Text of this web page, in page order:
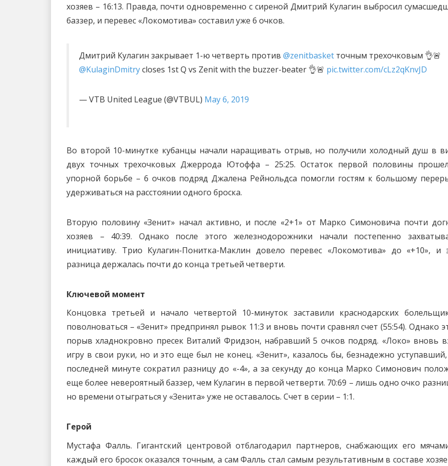
хозяев – 16:13. Правда, почти одновременно с сиреной Дмитрий Кулагин выбросил
баззер, и перевес «Локомотива» составил уже 6 очков.
Дмитрий Кулагин закрывает 1-ю четверть против @zenitbasket точным трехочковым 👌🚨
@KulaginDmitrycloses 1st Q vs Zenit with the buzzer-beater 👌🚨 pic.twitter.com/cLz2qKnvJD
— VTB United League (@VTBUL) May 6, 2019
Во второй 10-минутке кубанцы начали наращивать отрыв, но получили холодный душ в
двух точных трехочковых Джеррода Ютоффа – 25:25. Остаток первой половины
упорной борьбе – 6 очков подряд Джалена Рейнольдса помогли гостям к большому
удерживаться на расстоянии одного броска.
Вторую половину «Зенит» начал активно, и после «2+1» от Марко Симоновича почти
хозяев – 40:39. Однако после этого железнодорожники начали постепенно
инициативу. Трио Кулагин-Понитка-Маклин довело перевес «Локомотива» до «+10», и
разница держалась почти до конца третьей четверти.
Ключевой момент
Концовка третьей и начало четвертой 10-минуток заставили краснодарских
поволноваться – «Зенит» предпринял рывок 11:3 и вновь почти сравнял счет (55:54). Однако
порыв хладнокровно пресек Виталий Фридзон, набравший 5 очков подряд. «Локо» вновь
игру в свои руки, но и это еще был не конец. «Зенит», казалось бы, безнадежно
последней минуте сократил разницу до «-4», а за секунду до конца Марко Симонович
еще более невероятный баззер, чем Кулагин в первой четверти. 70:69 – лишь одно очко
но времени отыграться у «Зенита» уже не оставалось. Счет в серии – 1:1.
Герой
Мустафа Фалль. Гигантский центровой отблагодарил партнеров, снабжающих его
каждый его бросок оказался точным, а сам Фалль стал самым результативным в составе